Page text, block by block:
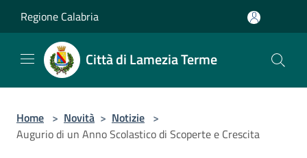
Regione Calabria
Città di Lamezia Terme
Home > Novità > Notizie >
Augurio di un Anno Scolastico di Scoperte e Crescita